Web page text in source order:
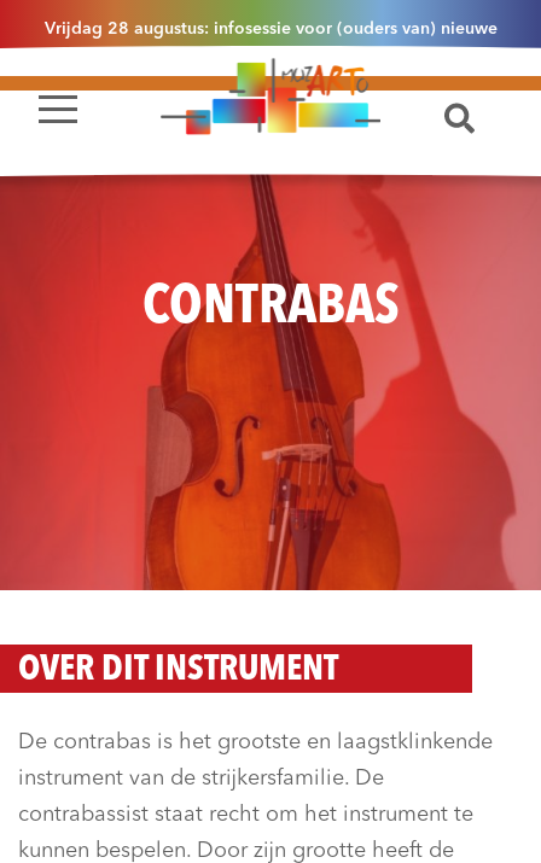
Vrijdag 28 augustus: infosessie voor (ouders van) nieuwe
leerlingen 2.1 om 13u30 in Essen
CONTRABAS
OVER DIT INSTRUMENT
De contrabas is het grootste en laagstklinkende
instrument van de strijkersfamilie. De
contrabassist staat recht om het instrument te
kunnen bespelen. Door zijn grootte heeft de